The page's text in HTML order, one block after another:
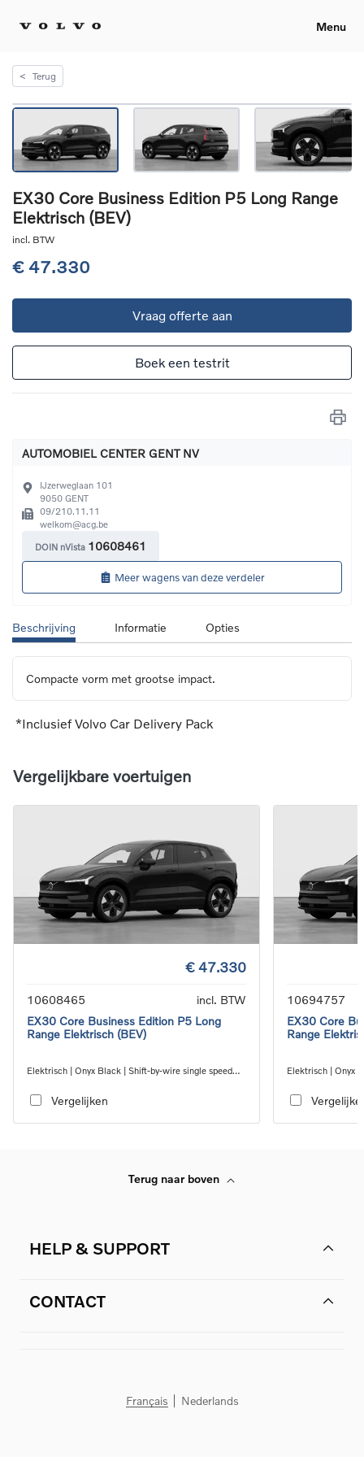
Menu
< Terug
EX30 Core Business Edition P5 Long Range
Elektrisch (BEV)
incl. BTW
€ 47.330
Vraag offerte aan
Boek een testrit
AUTOMOBIEL CENTER GENT NV
IJzerweglaan 101
9050 GENT
09/210.11.11
welkom@acg.be
DOIN nVista 10608461
Meer wagens van deze verdeler
Beschrijving Informatie Opties
Compacte vorm met grootse impact.
*Inclusief Volvo Car Delivery Pack
Vergelijkbare voertuigen
€ 47.330
10608465
incl. BTW
EX30 Core Business Edition P5 Long
Range Elektrisch (BEV)
Elektrisch | Onyx Black | Shift-by-wire single speed
Vergelijken
10694757
EX30 Core
Range
Elektrisch | Onyx
Terug naar boven
HELP & SUPPORT
CONTACT
Français Nederlands